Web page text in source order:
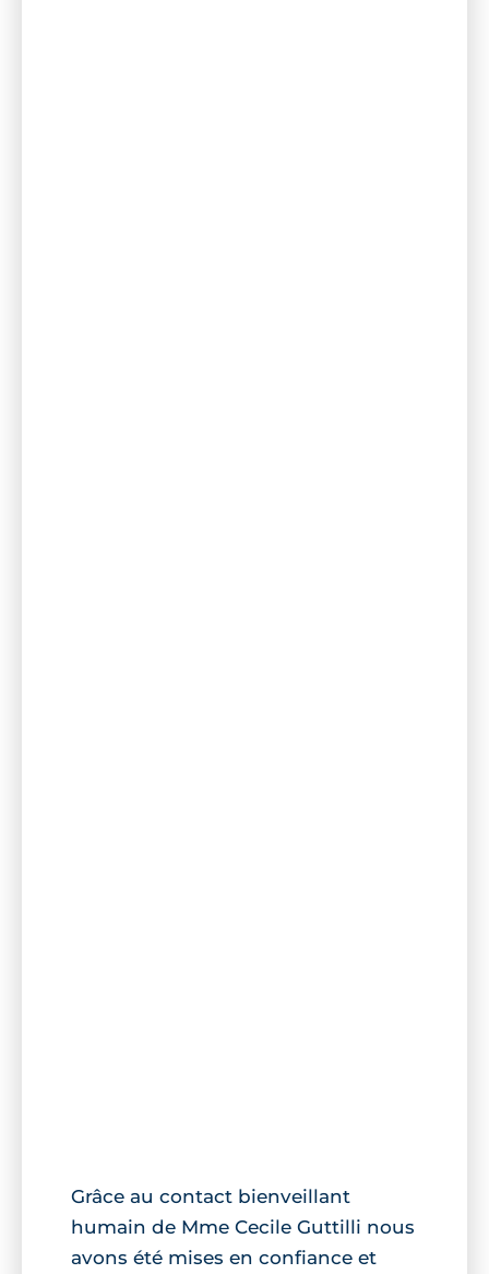
Grâce au contact bienveillant
humain de Mme Cecile Guttilli nous
avons été mises en confiance et